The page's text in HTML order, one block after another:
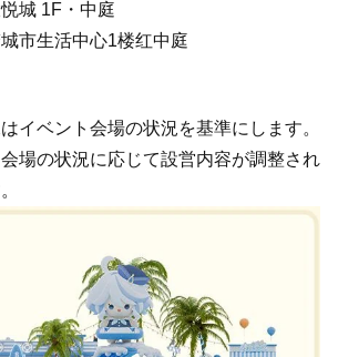
城 1F・中庭
市生活中心1楼红中庭
イベント会場の状況を基準にします。
場の状況に応じて設営内容が調整され